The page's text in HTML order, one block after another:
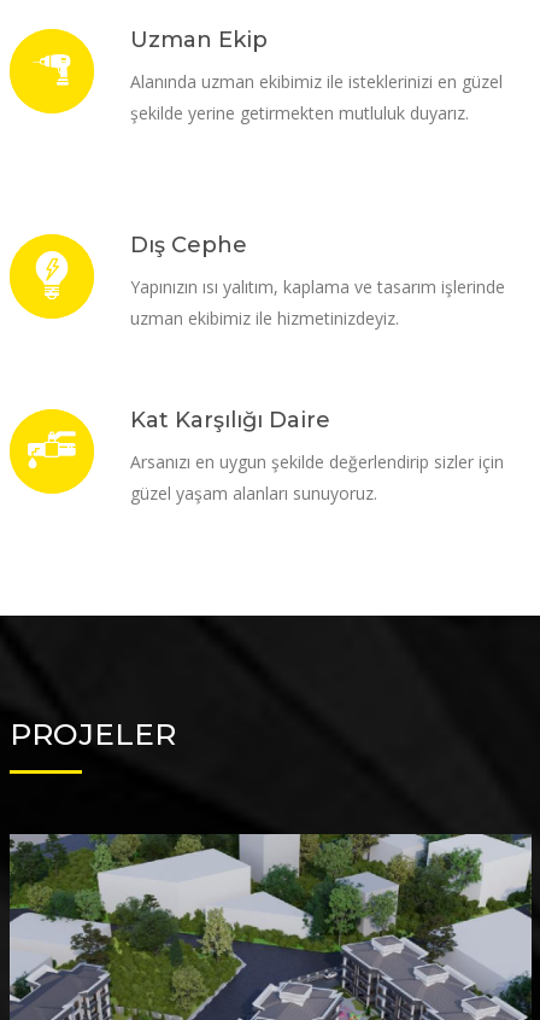
Uzman Ekip
Alanında uzman ekibimiz ile isteklerinizi en güzel
şekilde yerine getirmekten mutluluk duyarız.
Dış Cephe
Yapınızın ısı yalıtım, kaplama ve tasarım işlerinde
uzman ekibimiz ile hizmetinizdeyiz.
Kat Karşılığı Daire
Arsanızı en uygun şekilde değerlendirip sizler için
güzel yaşam alanları sunuyoruz.
PROJELER